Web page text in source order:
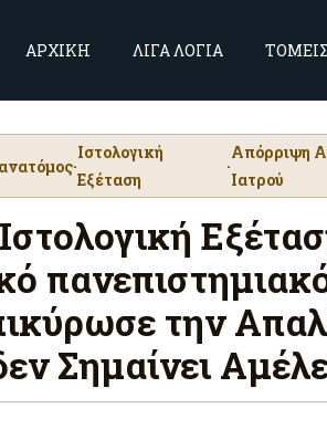
ΑΡΧΙΚΗ ΛΙΓΑ ΛΟΓΙΑ
·
Ιστολογική
Εξέταση
·
Απόρριψη
Ιατρού
την
Σημαίνει